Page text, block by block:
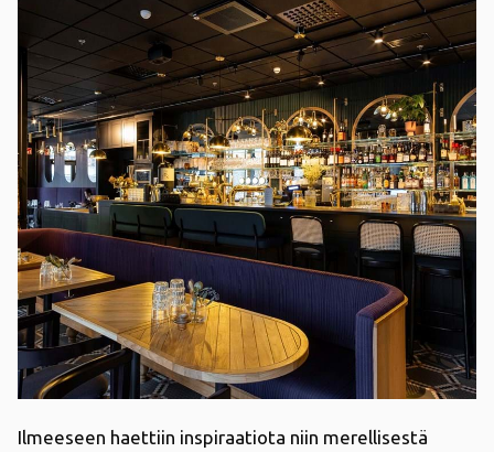
Ilmeeseen haettiin inspiraatiota niin merellisestä